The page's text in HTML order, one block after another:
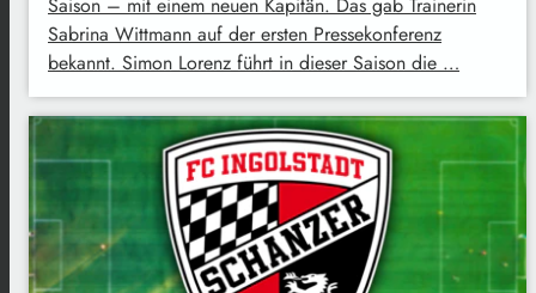
Sabrina Wittmann auf der ersten Pressekonferenz
bekannt. Simon Lorenz führt in dieser Saison die …